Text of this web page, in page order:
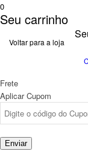
0
Seu carrinho
Voltar para a loja
Frete
Aplicar Cupom
Enviar